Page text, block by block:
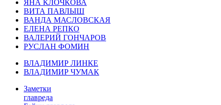
ЯНА КЛОЧКОВА
ВИТА ПАВЛЫШ
ВАНДА МАСЛОВСКАЯ
ЕЛЕНА РЕПКО
ВАЛЕРИЙ ГОНЧАРОВ
РУСЛАН ФОМИН
ВЛАДИМИР ЛИНКЕ
ВЛАДИМИР ЧУМАК
Заметки
главреда